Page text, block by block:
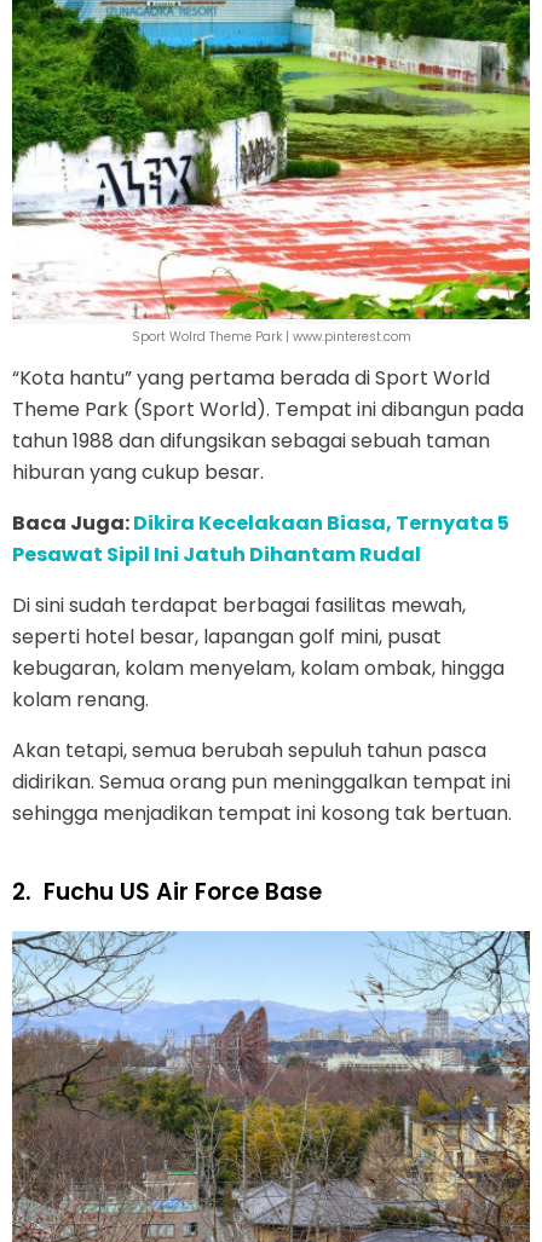
Sport Wolrd Theme Park | www.pinterest.com
“Kota hantu” yang pertama berada di Sport World
Theme Park (Sport World). Tempat ini dibangun pada
tahun 1988 dan difungsikan sebagai sebuah taman
hiburan yang cukup besar.
Baca Juga:Dikira Kecelakaan Biasa, Ternyata 5
Pesawat Sipil Ini Jatuh Dihantam Rudal
Di sini sudah terdapat berbagai fasilitas mewah,
seperti hotel besar, lapangan golf mini, pusat
kebugaran, kolam menyelam, kolam ombak, hingga
kolam renang.
Akan tetapi, semua berubah sepuluh tahun pasca
didirikan. Semua orang pun meninggalkan tempat ini
sehingga menjadikan tempat ini kosong tak bertuan.
2. Fuchu US Air Force Base